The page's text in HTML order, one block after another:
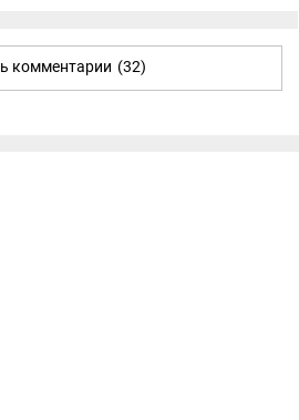
комментарии (32)